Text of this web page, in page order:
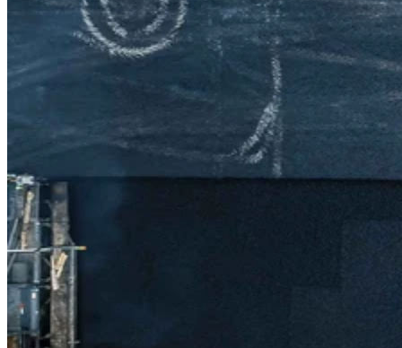
SUKSESSHISTORIER
BLOGG
NYHETER
LINKEDIN
INSTAGRAM
IN ENGLISH
PÅ SVENSKA
SUOMEKSI
Kontakt oss